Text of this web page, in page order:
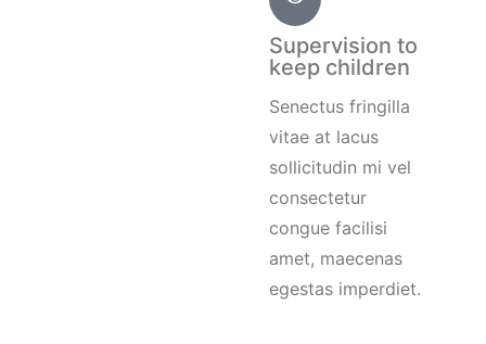
Supervision to
keep children
Senectus fringilla
vitae at lacus
sollicitudin mi vel
consectetur
congue facilisi
amet, maecenas
egestas imperdiet.